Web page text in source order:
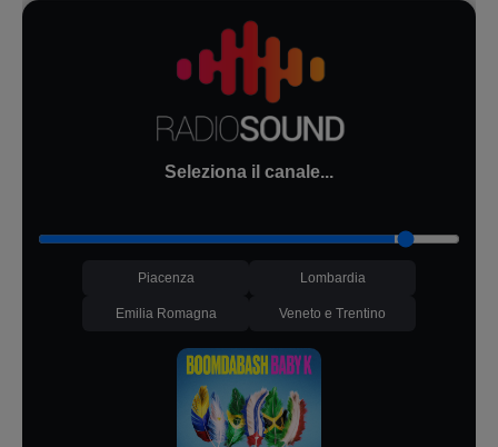
Seleziona il canale...
Piacenza Lombardia
Emilia Romagna Veneto e Trentino